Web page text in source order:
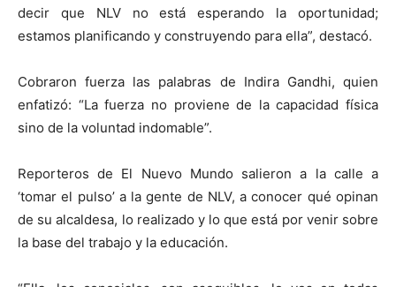
decir que NLV no está esperando la oportunidad;
estamos planificando y construyendo para ella”, destacó.
Cobraron fuerza las palabras de Indira Gandhi, quien
enfatizó: “La fuerza no proviene de la capacidad física
sino de la voluntad indomable”.
Reporteros de El Nuevo Mundo salieron a la calle a
‘tomar el pulso’ a la gente de NLV, a conocer qué opinan
de su alcaldesa, lo realizado y lo que está por venir sobre
la base del trabajo y la educación.